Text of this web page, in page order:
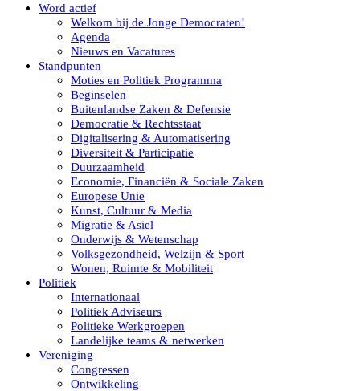
Word actief
Welkom bij de Jonge Democraten!
Agenda
Nieuws en Vacatures
Standpunten
Moties en Politiek Programma
Beginselen
Buitenlandse Zaken & Defensie
Democratie & Rechtsstaat
Digitalisering & Automatisering
Diversiteit & Participatie
Duurzaamheid
Economie, Financiën & Sociale Zaken
Europese Unie
Kunst, Cultuur & Media
Migratie & Asiel
Onderwijs & Wetenschap
Volksgezondheid, Welzijn & Sport
Wonen, Ruimte & Mobiliteit
Politiek
Internationaal
Politiek Adviseurs
Politieke Werkgroepen
Landelijke teams & netwerken
Vereniging
Congressen
Ontwikkeling